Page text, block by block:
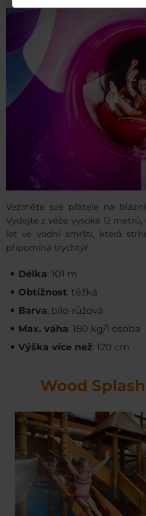
Vezměte své přátele na
Vydejte z věže vysoké 12
let ve vodní smršti, která
připomíná trychtýř.
Délka: 101 m
Obtížnost: těžká
Barva: bílo-růžová
Max. váha: 180 kg/1 osoba
Výška více než: 120 cm
Wood